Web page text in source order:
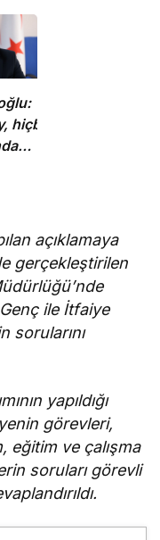
hiçbir
açıklamaya
gerçekleştirilen
ile İtfaiye
sorularını
yapıldığı
görevleri,
eğitim ve çalışma
soruları görevli